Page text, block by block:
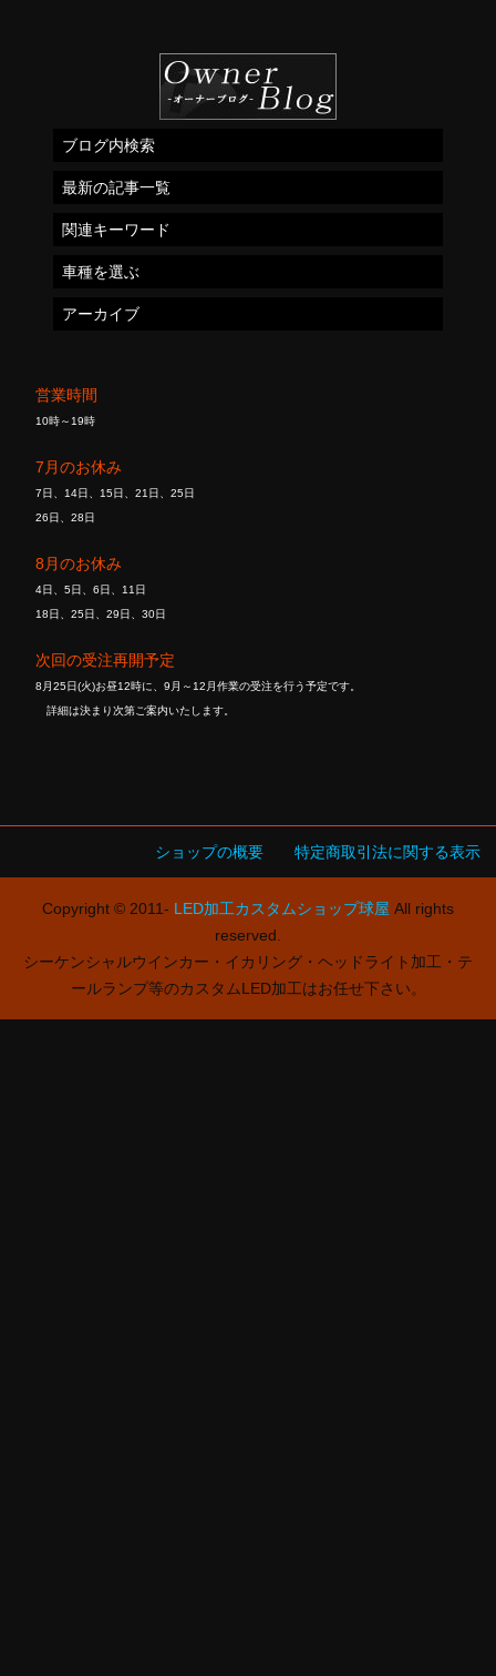
営業時間
10時～19時
7月のお休み
7日、14日、15日、21日、25日
26日、28日
8月のお休み
4日、5日、6日、11日
18日、25日、29日、30日
次回の受注再開予定
8月25日(火)お昼12時に、9月～12月作業の受注を行う予定です。
詳細は決まり次第ご案内いたします。
ブログ内検索
最新の記事一覧
関連キーワード
車種を選ぶ
アーカイブ
ショップの概要 特定商取引法に関する表示
Copyright © 2011- LED加工カスタムショップ球屋 All rights
reserved.
シーケンシャルウインカー・イカリング・ヘッドライト加工・テ
ールランプ等のカスタムLED加工はお任せ下さい。